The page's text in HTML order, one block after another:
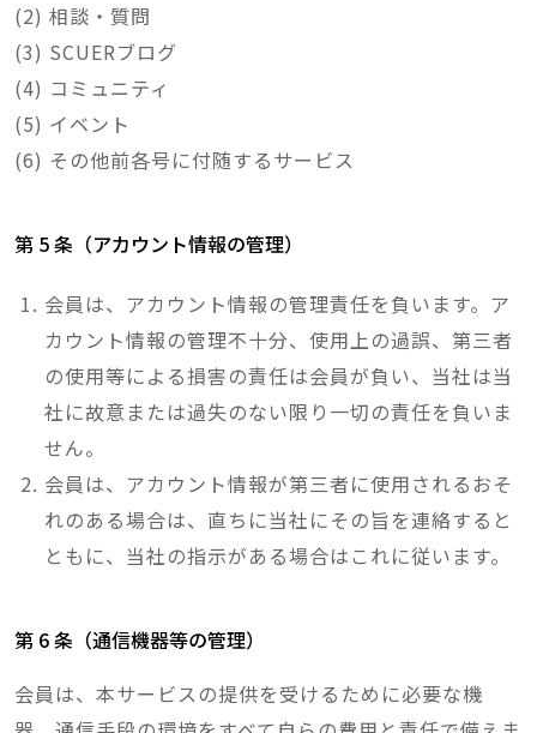
相談・質問
SCUERブログ
コミュニティ
イベント
その他前各号に付随するサービス
第 5 条（アカウント情報の管理）
会員は、アカウント情報の管理責任を負います。ア
カウント情報の管理不十分、使用上の過誤、第三者
の使用等による損害の責任は会員が負い、当社は当
社に故意または過失のない限り一切の責任を負いま
せん。
会員は、アカウント情報が第三者に使用されるおそ
れのある場合は、直ちに当社にその旨を連絡すると
ともに、当社の指示がある場合はこれに従います。
第 6 条（通信機器等の管理）
会員は、本サービスの提供を受けるために必要な機